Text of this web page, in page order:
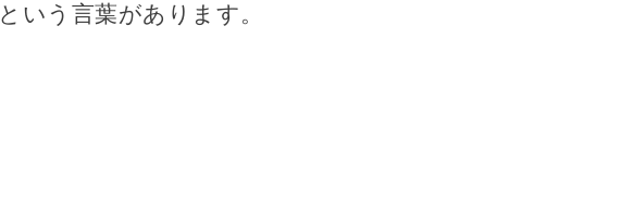
という言葉があります。